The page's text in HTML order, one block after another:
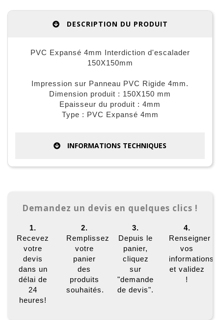
DESCRIPTION DU PRODUIT
PVC Expansé 4mm Interdiction d'escalader
150X150mm
Impression sur Panneau PVC Rigide 4mm.
Dimension produit : 150X150 mm
Epaisseur du produit : 4mm
Type : PVC Expansé 4mm
INFORMATIONS TECHNIQUES
Demandez un devis en quelques clics !
1.
Recevez
votre
devis
dans un
délai de
24
heures!
2.
Remplissez
votre
panier
des
produits
souhaités.
3.
Depuis le
panier,
cliquez
sur
"demande
de devis".
4.
Renseigner
vos
informations
et validez
!